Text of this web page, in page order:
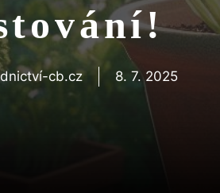
cb.cz 8. 7. 2025